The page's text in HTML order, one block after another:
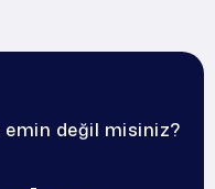
emin değil misiniz?